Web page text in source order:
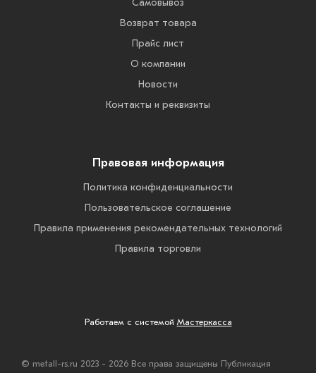
Самовывоз
Возврат товара
Прайс лист
О компании
Новости
Контакты и реквизиты
Правовая информация
Политика конфиденциальности
Пользовательское соглашение
Правила применения рекомендательных технологий
Правила торговли
Работаем с системой Мастеркасса
© metall-rs.ru 2023 - 2026 Все права защищены Публикация